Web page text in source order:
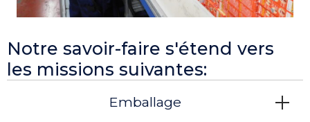
Notre savoir-faire s'étend vers
les missions suivantes:
Emballage